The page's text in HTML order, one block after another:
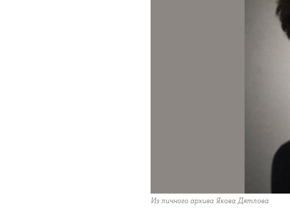
Из личного архива Якова Дятлова